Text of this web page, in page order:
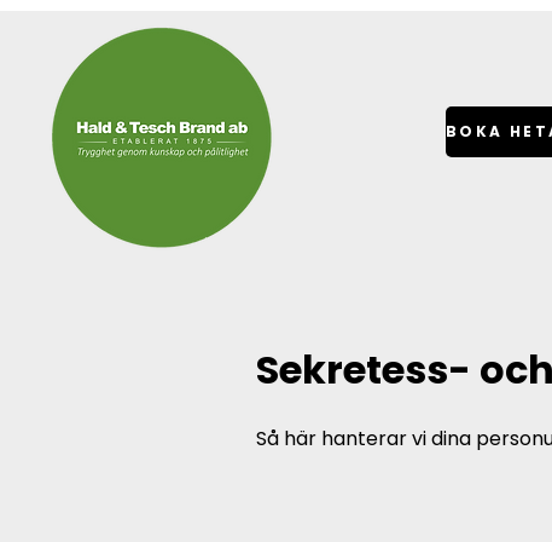
Sekretess-
Så här hanterar vi dina